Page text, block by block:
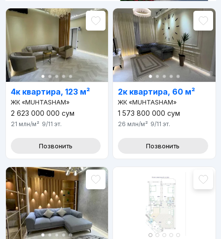
4к квартира, 123 м²
ЖК «MUHTASHAM»
2 623 000 000 сум
21 млн/м² 9/11 эт.
Позвонить
2к квартира, 60 м²
ЖК «MUHTASHAM»
1 573 800 000 сум
26 млн/м² 9/11 эт.
Позвонить